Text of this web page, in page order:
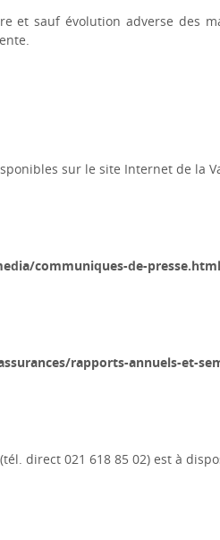
et sauf évolution adverse des
sur le site Internet de la
communiques-de-presse.html
rapports-annuels-et-
direct 021 618 85 02) est à